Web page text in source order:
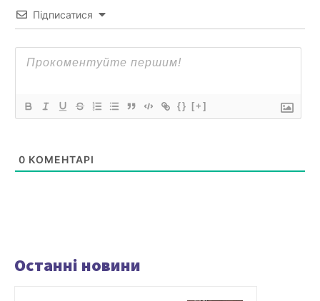
Підписатися
{} [+]
0 КОМЕНТАРІ
Останні новини